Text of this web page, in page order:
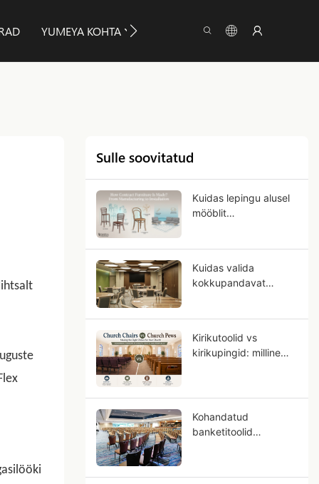
YUMEYA KOHTA VÕTA MEIEGA
Sulle soovitatud
Kuidas lepingu alusel
mööblit
Kuidas valida
kokkupandavat
Kirikutoolid vs
kirikupingid: milline
Kohandatud
banketitoolid
hotelliprojektide jaoks